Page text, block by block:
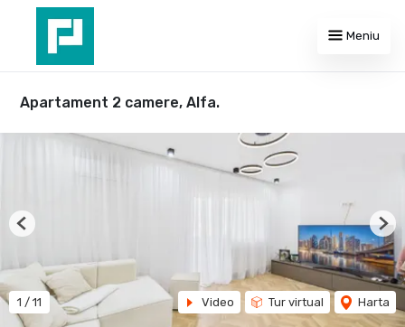
Meniu
Apartament 2 camere, Alfa.
1 / 11 Video Tur virtual Harta
Previous